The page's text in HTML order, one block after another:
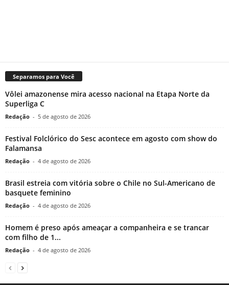
Separamos para Você
Vôlei amazonense mira acesso nacional na Etapa Norte da
Superliga C
Redação - 5 de agosto de 2026
Festival Folclórico do Sesc acontece em agosto com show do
Falamansa
Redação - 4 de agosto de 2026
Brasil estreia com vitória sobre o Chile no Sul-Americano de
basquete feminino
Redação - 4 de agosto de 2026
Homem é preso após ameaçar a companheira e se trancar
com filho de 1...
Redação - 4 de agosto de 2026